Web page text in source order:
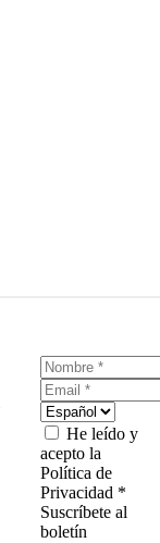
He leído y
acepto la
Política de
Privacidad *
Suscríbete al
boletín